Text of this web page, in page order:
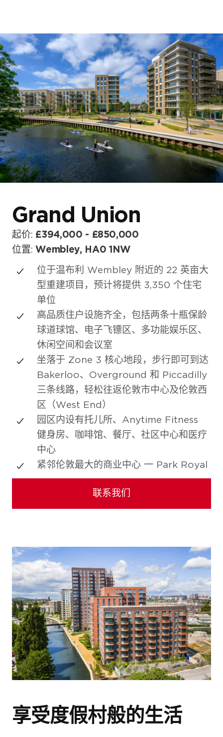
首页
关于我们
我们的项目
博客与新闻
Grand Union
起价: £394,000 - £850,000
位置:Wembley, HA0 1NW
位于温布利 Wembley 附近的 22 英亩大
型重建项目，预计将提供 3,350 个住宅
单位
高品质住户设施齐全，包括两条十瓶保龄
球道球馆、电子飞镖区、多功能娱乐区、
休闲空间和会议室
坐落于 Zone 3 核心地段，步行即可到达
Bakerloo、Overground 和 Piccadilly
三条线路，轻松往返伦敦市中心及伦敦西
区（West End）
园区内设有托儿所、Anytime Fitness
健身房、咖啡馆、餐厅、社区中心和医疗
中心
紧邻伦敦最大的商业中心 一 Park Royal
联系我们
享受度假村般的生活